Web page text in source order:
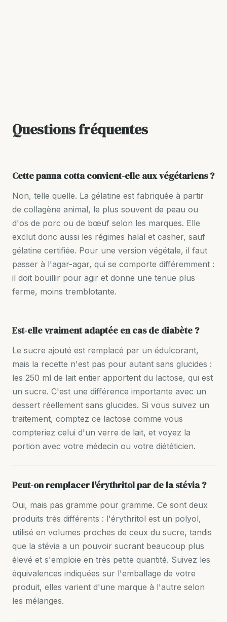
Questions fréquentes
Cette panna cotta convient-elle aux végétariens ?
Non, telle quelle. La gélatine est fabriquée à partir
de collagène animal, le plus souvent de peau ou
d'os de porc ou de bœuf selon les marques. Elle
exclut donc aussi les régimes halal et casher, sauf
gélatine certifiée. Pour une version végétale, il faut
passer à l'agar-agar, qui se comporte différemment :
il doit bouillir pour agir et donne une tenue plus
ferme, moins tremblotante.
Est-elle vraiment adaptée en cas de diabète ?
Le sucre ajouté est remplacé par un édulcorant,
mais la recette n'est pas pour autant sans glucides :
les 250 ml de lait entier apportent du lactose, qui est
un sucre. C'est une différence importante avec un
dessert réellement sans glucides. Si vous suivez un
traitement, comptez ce lactose comme vous
compteriez celui d'un verre de lait, et voyez la
portion avec votre médecin ou votre diététicien.
Peut-on remplacer l'érythritol par de la stévia ?
Oui, mais pas gramme pour gramme. Ce sont deux
produits très différents : l'érythritol est un polyol,
utilisé en volumes proches de ceux du sucre, tandis
que la stévia a un pouvoir sucrant beaucoup plus
élevé et s'emploie en très petite quantité. Suivez les
équivalences indiquées sur l'emballage de votre
produit, elles varient d'une marque à l'autre selon
les mélanges.